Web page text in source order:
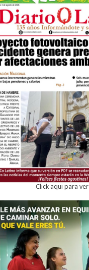
Click aqui para ver